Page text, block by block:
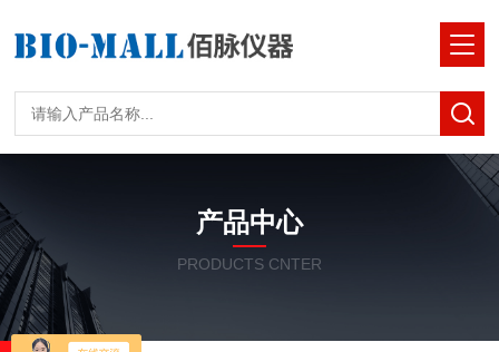
产品中心
PRODUCTS CNTER